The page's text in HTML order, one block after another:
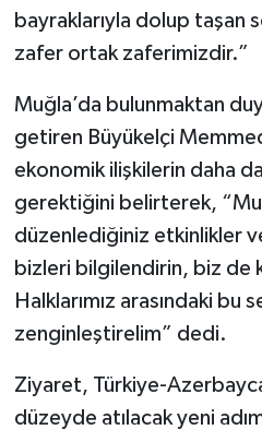
bayraklarıyla dolup taşan
zafer ortak zaferimizdir.”
Muğla’da bulunmaktan
getiren Büyükelçi
ekonomik ilişkilerin daha
gerektiğini belirterek,
düzenlediğiniz etkinlikler
bizleri bilgilendirin, biz de
Halklarımız arasındaki bu
zenginleştirelim” dedi.
Ziyaret, Türkiye-
düzeyde atılacak yeni